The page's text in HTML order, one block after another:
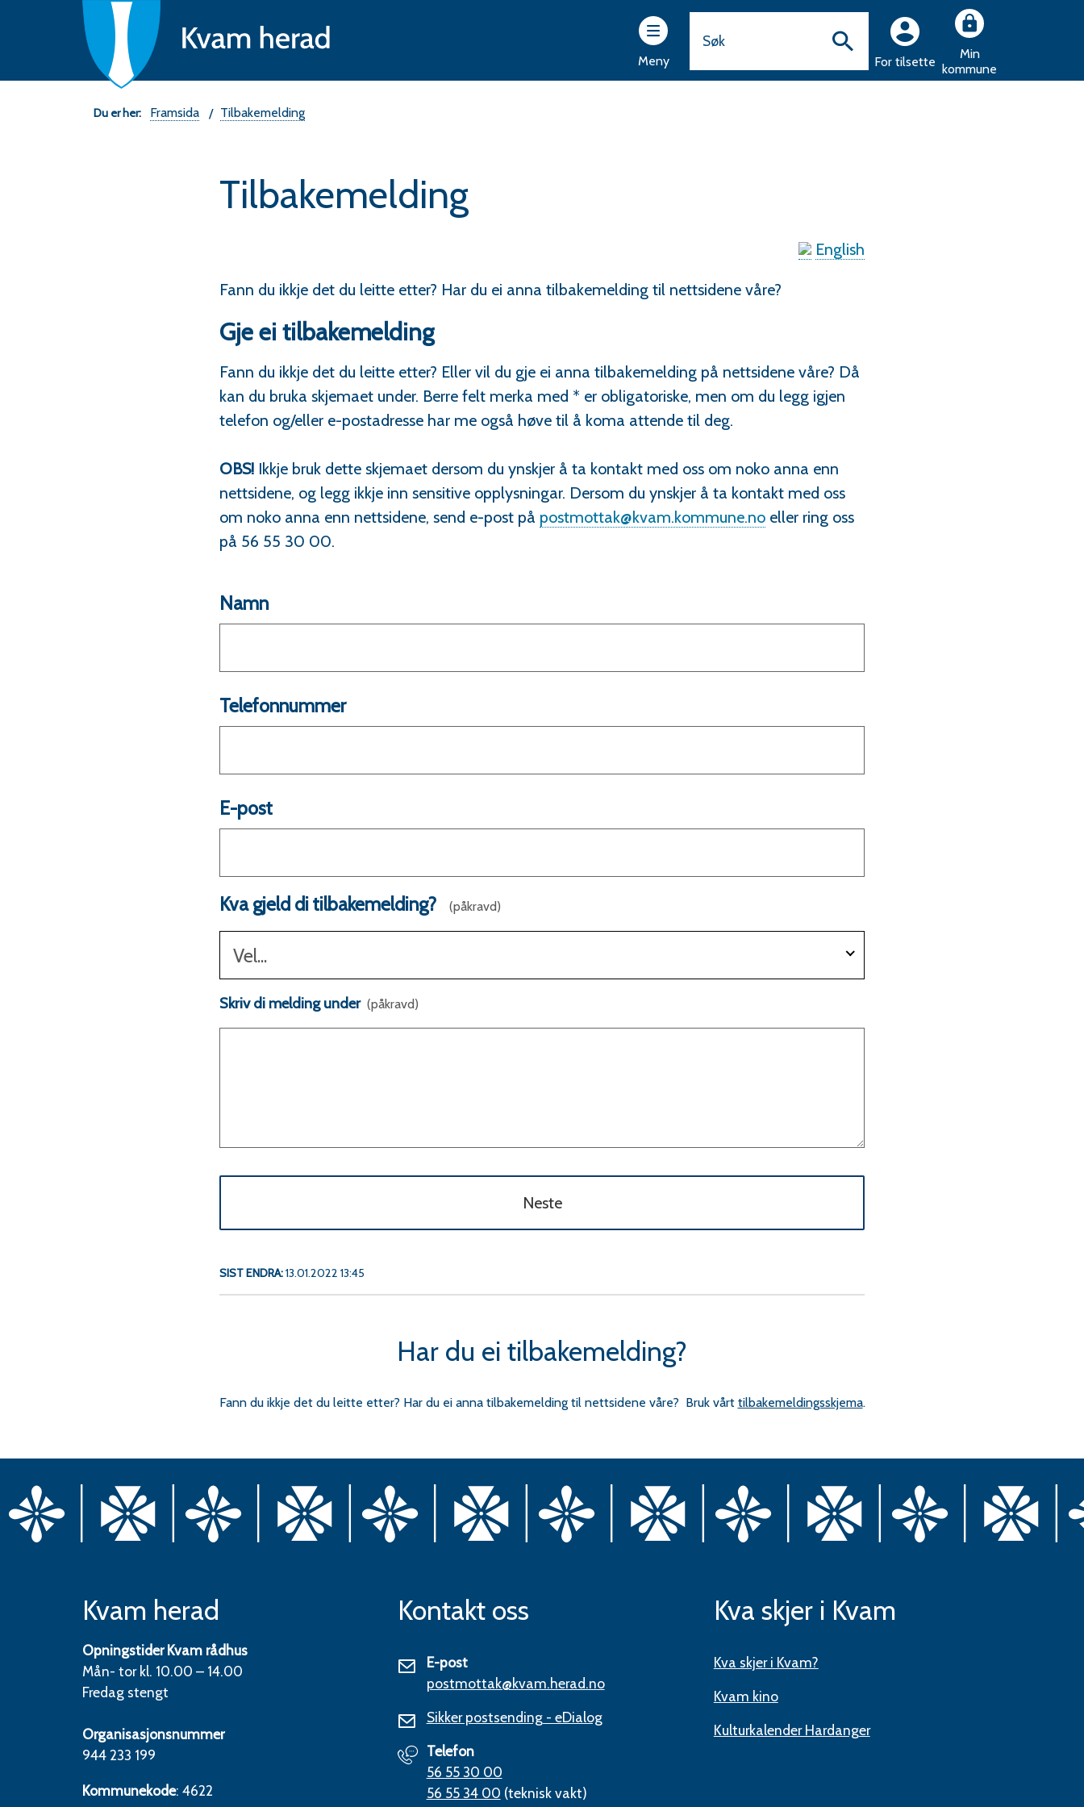
Kvam
Meny For tilsette
Min
kommune
Du Framsida Tilbakemelding
Tilbakemelding
English
Fann du ikkje det du leitte etter? Har du ei anna tilbakemelding til nettsidene våre?
Gje ei tilbakemelding
Fann du ikkje det du leitte etter? Eller vil du gje ei anna tilbakemelding på nettsidene våre? Då
kan du bruka skjemaet under. Berre felt merka med * er obligatoriske, men om du legg igjen
telefon og/eller e-postadresse har me også høve til å koma attende til deg.
OBS! Ikkje bruk dette skjemaet dersom du ynskjer å ta kontakt med oss om noko anna enn
nettsidene, og legg ikkje inn sensitive opplysningar. Dersom du ynskjer å ta kontakt med oss
om noko anna enn nettsidene, send e-post på postmottak@kvam.kommune.no eller ring oss
på 56 55 30 00.
Namn
Telefonnummer
E-post
Kva gjeld di tilbakemelding? (påkravd)
Vel...
Skriv di melding under (påkravd)
Neste
SIST ENDRA 13.01.2022 13:45
Har du ei tilbakemelding?
Fann du ikkje det du leitte etter? Har du ei anna tilbakemelding til nettsidene våre? Bruk vårt tilbakemeldingsskjema.
Kvam herad
Opningstider Kvam rådhus
Mån- tor kl. 10.00 – 14.00
Fredag stengt
Organisasjonsnummer
944 233 199
Kommunekode: 4622
Kontakt oss
E-post
postmottak@kvam.herad.no
Sikker postsending - eDialog
Telefon
56 55 30 00
56 55 34 00 (teknisk vakt)
Kva skjer i Kvam
Kva skjer i Kvam?
Kvam kino
Kulturkalender Hardanger